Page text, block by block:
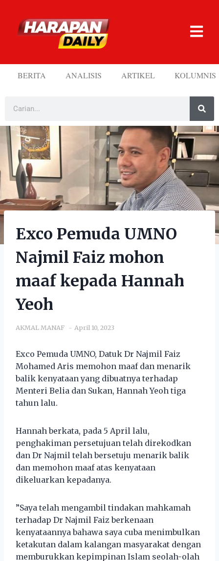
BERITA ANALISIS ARTIKEL KOLUMNIS
Exco Pemuda UMNO
Najmil Faiz mohon
maaf kepada Hannah
Yeoh
AKMAL MANAF April 10, 2023
Exco Pemuda UMNO, Datuk Dr Najmil Faiz
Mohamed Aris memohon maaf dan menarik
balik kenyataan yang dibuatnya terhadap
Menteri Belia dan Sukan, Hannah Yeoh tiga
tahun lalu.
Hannah berkata, pada 5 April lalu,
penghakiman persetujuan telah direkodkan
dan Dr Najmil telah bersetuju menarik balik
dan memohon maaf atas kenyataan
dikeluarkan kepadanya.
”Saya telah mengambil tindakan mahkamah
terhadap Dr Najmil Faiz berkenaan
kenyataannya bahawa saya cuba menimbulkan
ketakutan dalam kalangan masyarakat dengan
memburukkan kepimpinan Islam seolah-olah